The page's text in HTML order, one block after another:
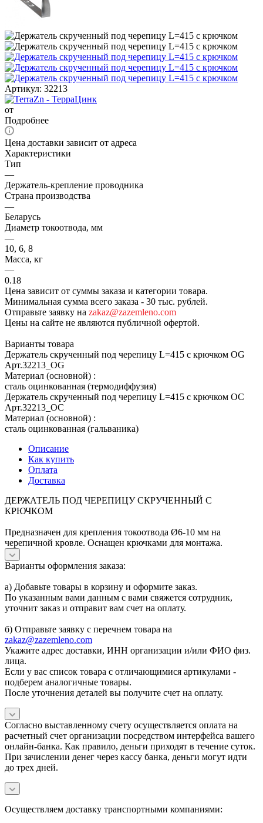
Артикул: 32213
от
Подробнее
Цена доставки зависит от адреса
Характеристики
Тип
—
Держатель-крепление проводника
Страна производства
—
Беларусь
Диаметр токоотвода, мм
—
10, 6, 8
Масса, кг
—
0.18
Цена зависит от суммы заказа и категории товара.
Минимальная сумма всего заказа - 30 тыс. рублей.
Отправьте заявку на zakaz@zazemleno.com
Цены на сайте не являются публичной офертой.
Варианты товара
Держатель скрученный под черепицу L=415 с крючком OG
Арт.32213_ОG
Материал (основной) :
сталь оцинкованная (термодиффузия)
Держатель скрученный под черепицу L=415 с крючком OC
Арт.32213_ОС
Материал (основной) :
сталь оцинкованная (гальваника)
Описание
Как купить
Оплата
Доставка
ДЕРЖАТЕЛЬ ПОД ЧЕРЕПИЦУ СКРУЧЕННЫЙ С
КРЮЧКОМ
Предназначен для крепления токоотвода Ø6-10 мм на
черепичной кровле. Оснащен крючками для монтажа.
Варианты оформления заказа:
а) Добавьте товары в корзину и оформите заказ.
По указанным вами данным с вами свяжется сотрудник,
уточнит заказ и отправит вам счет на оплату.
б) Отправьте заявку с перечнем товара на
zakaz@zazemleno.com
Укажите адрес доставки, ИНН организации и/или ФИО физ.
лица.
Если у вас список товара с отличающимися артикулами -
подберем аналогичные товары.
После уточнения деталей вы получите счет на оплату.
Согласно выставленному счету осуществляется оплата на
расчетный счет организации посредством интерфейса вашего
онлайн-банка. Как правило, деньги приходят в течение суток.
При зачислении денег через кассу банка, деньги могут идти
до трех дней.
Осуществляем доставку транспортными компаниями: